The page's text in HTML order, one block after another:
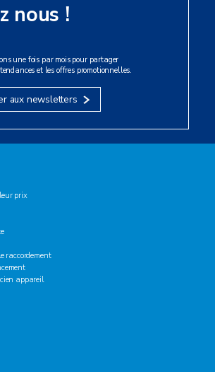
nous !
une fois par mois pour partager
et les offres promotionnelles.
aux newsletters
prix
raccordement
appareil